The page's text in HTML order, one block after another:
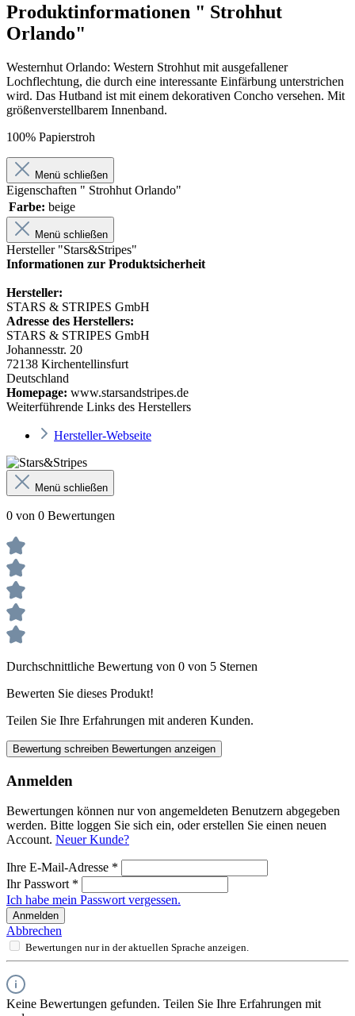
Produktinformationen " Strohhut
Orlando"
Westernhut Orlando: Western Strohhut mit ausgefallener
Lochflechtung, die durch eine interessante Einfärbung unterstrichen
wird. Das Hutband ist mit einem dekorativen Concho versehen. Mit
größenverstellbarem Innenband.
100% Papierstroh
Menü schließen
Eigenschaften " Strohhut Orlando"
Farbe: beige
Menü schließen
Hersteller "Stars&Stripes"
Informationen zur Produktsicherheit
Hersteller:
STARS & STRIPES GmbH
Adresse des Herstellers:
STARS & STRIPES GmbH
Johannesstr. 20
72138 Kirchentellinsfurt
Deutschland
Homepage: www.starsandstripes.de
Weiterführende Links des Herstellers
Hersteller-Webseite
Menü schließen
0 von 0 Bewertungen
Durchschnittliche Bewertung von 0 von 5 Sternen
Bewerten Sie dieses Produkt!
Teilen Sie Ihre Erfahrungen mit anderen Kunden.
Bewertung schreiben Bewertungen anzeigen
Anmelden
Bewertungen können nur von angemeldeten Benutzern abgegeben
werden. Bitte loggen Sie sich ein, oder erstellen Sie einen neuen
Account. Neuer Kunde?
Ihre E-Mail-Adresse *
Ihr Passwort *
Ich habe mein Passwort vergessen.
Anmelden
Abbrechen
Bewertungen nur in der aktuellen Sprache anzeigen.
Keine Bewertungen gefunden. Teilen Sie Ihre Erfahrungen mit